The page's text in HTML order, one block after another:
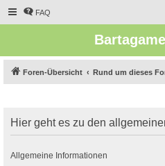
FAQ
Foren-Übersicht Rund um dieses
Hier geht es zu den
Allgemeine Informationen